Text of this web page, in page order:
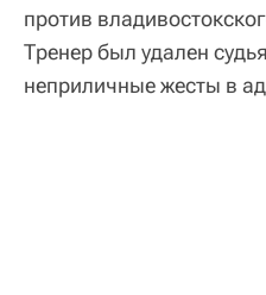
против
Тренер был удален
неприличные жесты в